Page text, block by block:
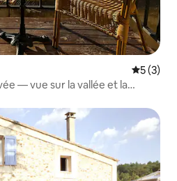
Note
5 (3)
— vue sur la vallée et la